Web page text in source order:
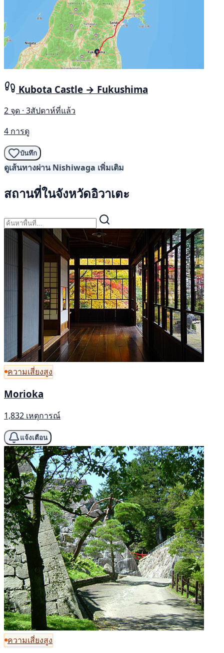
Kubota Castle → Fukushima
2 จุด · 3สัปดาห์ที่แล้ว
4 การดู
บันทึก
ดูเส้นทางผ่าน Nishiwaga เพิ่มเติม
สถานที่ในจังหวัดอิวาเตะ
ความเสี่ยงสูง
Morioka
1,832 เหตุการณ์
แจ้งเตือน
ความเสี่ยงสูง